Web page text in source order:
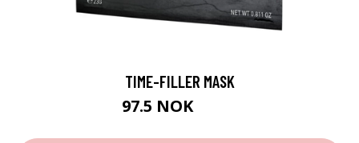
TIME-FILLER MASK
97.5 NOK